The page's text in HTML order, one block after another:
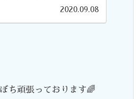
ント兼保険アドバ...2020.09.08
ち頑張っております🌈